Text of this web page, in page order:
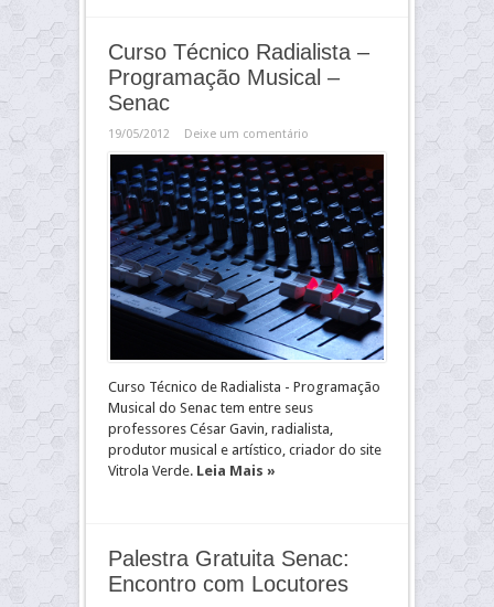
Curso Técnico Radialista –
Programação Musical –
Senac
19/05/2012 Deixe um comentário
Curso Técnico de Radialista - Programação
Musical do Senac tem entre seus
professores César Gavin, radialista,
produtor musical e artístico, criador do site
Vitrola Verde. Leia Mais »
Palestra Gratuita Senac:
Encontro com Locutores